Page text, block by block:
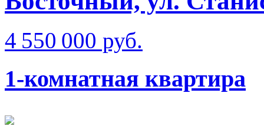
4 550 000 руб.
1-комнатная квартира